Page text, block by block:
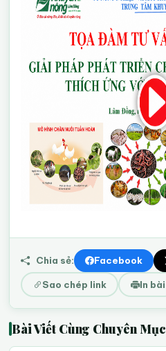
Chia sẻ: Facebook
Sao chép link In bài
Bài Viết Cùng Chuyên Mục